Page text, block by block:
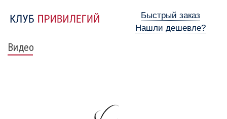
Быстрый заказ
Нашли дешевле?
Видео